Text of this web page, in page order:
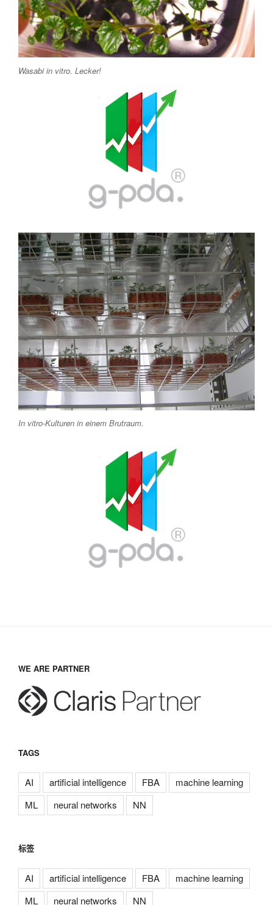
Wasabi in vitro. Lecker!
In vitro-Kulturen in einem Brutraum.
WE ARE PARTNER
TAGS
AI artificial intelligence FBA
machine learning
ML
neural networks NN
标签
AI artificial intelligence FBA
machine learning
ML
neural networks NN